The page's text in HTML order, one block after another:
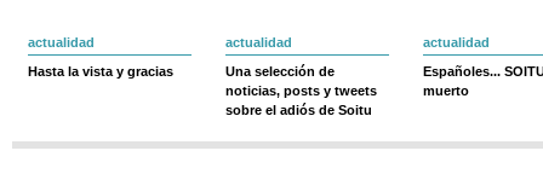
actualidad
Hasta la vista y gracias
actualidad
Una selección de
noticias, posts y tweets
sobre el adiós de Soitu
actualidad
Españoles...
muerto